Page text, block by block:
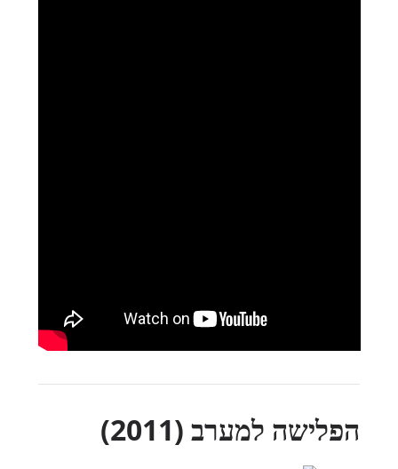
הפלישה למערב (2011)